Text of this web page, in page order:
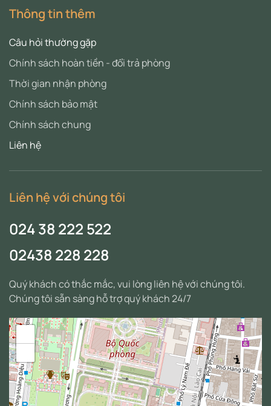
Thông tin thêm
Câu hỏi thường gặp
Chính sách hoàn tiền - đổi trả phòng
Thời gian nhận phòng
Chính sách bảo mật
Chính sách chung
Liên hệ
Liên hệ với chúng tôi
024 38 222 522
02438 228 228
Quý khách có thắc mắc, vui lòng liên hệ với chúng tôi.
Chúng tôi sẵn sàng hỗ trợ quý khách 24/7